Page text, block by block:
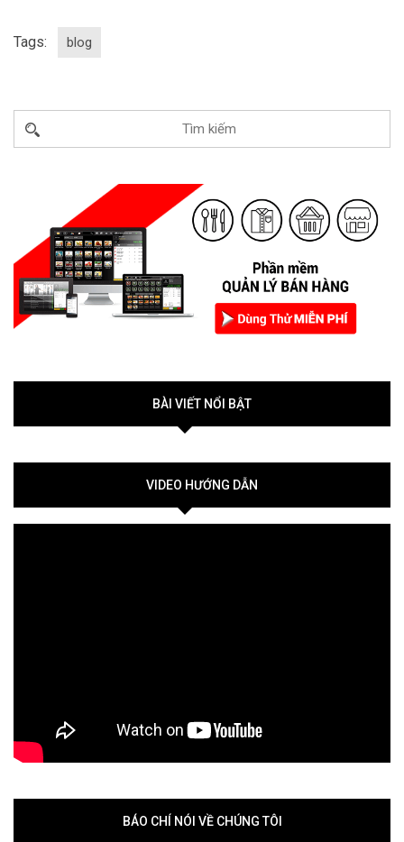
Tags: blog
BÀI VIẾT NỔI BẬT
VIDEO HƯỚNG DẪN
BÁO CHÍ NÓI VỀ CHÚNG TÔI